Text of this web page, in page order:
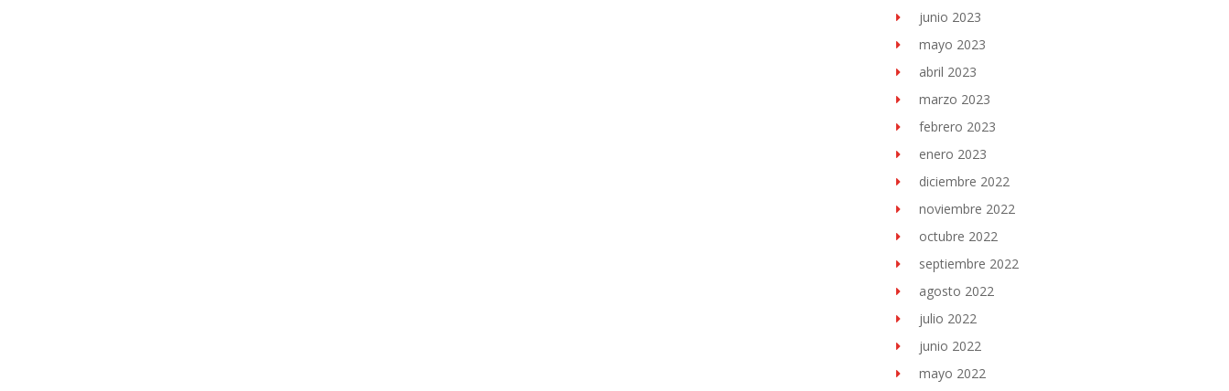
junio 2023
mayo 2023
abril 2023
marzo 2023
febrero 2023
enero 2023
diciembre 2022
noviembre 2022
octubre 2022
septiembre 2022
agosto 2022
julio 2022
junio 2022
mayo 2022